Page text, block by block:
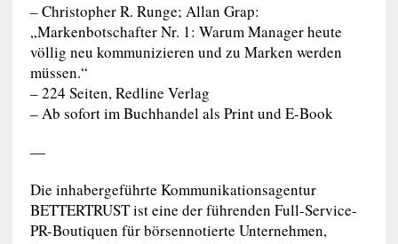
– Christopher R. Runge; Allan Grap:
„Markenbotschafter Nr. 1: Warum Manager heute
völlig neu kommunizieren und zu Marken werden
müssen.“
– 224 Seiten, Redline Verlag
– Ab sofort im Buchhandel als Print und E-Book
—
Die inhabergeführte Kommunikationsagentur
BETTERTRUST ist eine der führenden Full-Service-
PR-Boutiquen für börsennotierte Unternehmen,